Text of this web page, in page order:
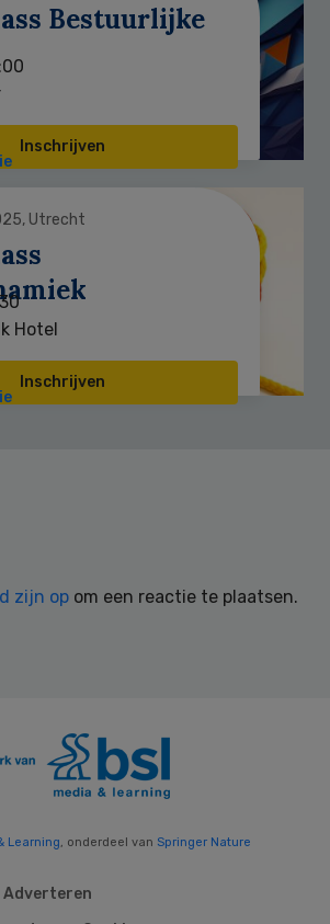
Bestuurlijke
Inschrijven
Utrecht
Hotel
Inschrijven
zijn op om een reactie te plaatsen.
Learning, onderdeel van Springer Nature
Adverteren